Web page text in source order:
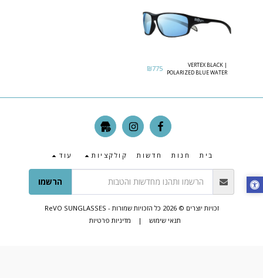
VERTEX BLACK |
POLARIZED BLUE WATER
₪775
בית חנות חדשות קולקציות עוד
הרשמו
זכויות יוצרים © 2026 כל הזכויות שמורות -
ReVO SUNGLASSES
תנאי שימוש | מדיניות פרטיות